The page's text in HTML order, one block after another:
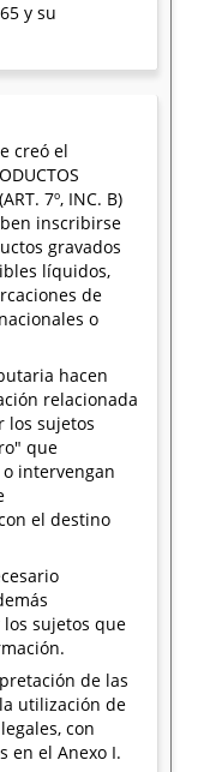
y su
creó el
7º, INC. B)
inscribirse
gravados
líquidos,
de
o
hacen
relacionada
los sujetos
que
intervengan
el destino
sujetos que
de las
utilización de
con
en el Anexo I.